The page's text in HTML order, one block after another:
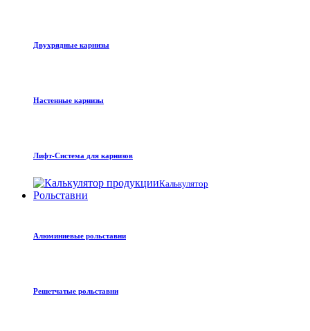
Двухрядные карнизы
Настенные карнизы
Лифт-Система для карнизов
Калькулятор
Рольставни
Алюминиевые рольставни
Решетчатые рольставни